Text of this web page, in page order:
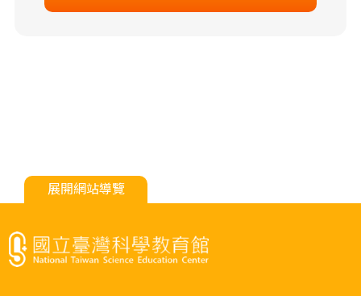
展開網站導覽